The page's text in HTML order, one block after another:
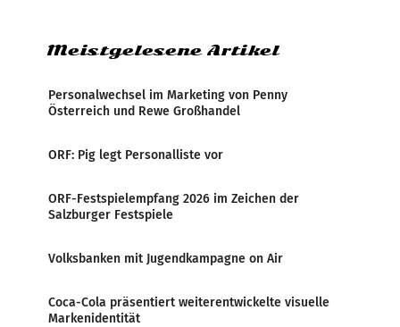
Meistgelesene Artikel
Personalwechsel im Marketing von Penny
Österreich und Rewe Großhandel
ORF: Pig legt Personalliste vor
ORF-Festspielempfang 2026 im Zeichen der
Salzburger Festspiele
Volksbanken mit Jugendkampagne on Air
Coca-Cola präsentiert weiterentwickelte visuelle
Markenidentität